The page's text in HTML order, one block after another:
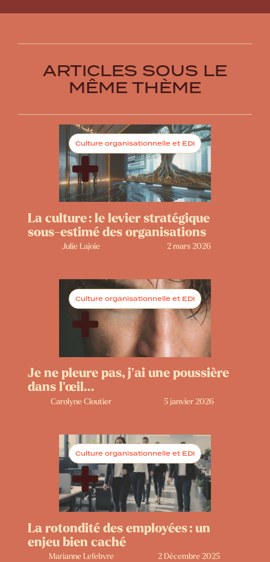
ARTICLES SOUS LE
MÊME THÈME
Culture organisationnelle et EDI
La culture : le levier stratégique
sous-estimé des organisations
Julie Lajoie 2 mars 2026
Culture organisationnelle et EDI
Je ne pleure pas, j’ai une poussière
dans l’œil…
Carolyne Cloutier 5 janvier 2026
Culture organisationnelle et EDI
La rotondité des employées : un
enjeu bien caché
Marianne Lefebvre 2 Décembre 2025